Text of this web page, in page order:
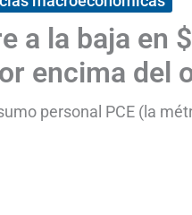
a la baja en
encima del
personal PCE (la